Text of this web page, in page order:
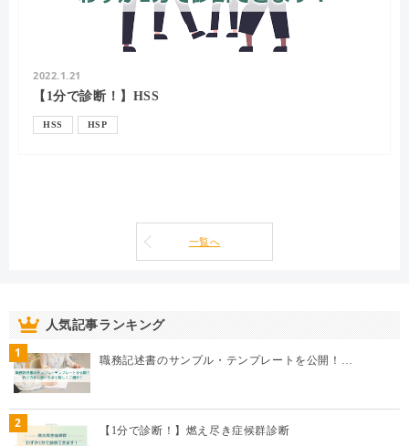
2022.1.21
【1分で診断！】HSS
HSS HSP
一覧へ
人気記事ランキング
1 職務記述書のサンプル・テンプレートを公開！…
2 【1分で診断！】燃え尽き症候群診断